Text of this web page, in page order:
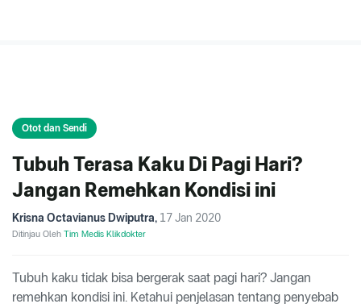
Otot dan Sendi
Tubuh Terasa Kaku Di Pagi Hari?
Jangan Remehkan Kondisi ini
Krisna Octavianus Dwiputra, 17 Jan 2020
Ditinjau Oleh Tim Medis Klikdokter
Tubuh kaku tidak bisa bergerak saat pagi hari? Jangan
remehkan kondisi ini. Ketahui penjelasan tentang penyebab